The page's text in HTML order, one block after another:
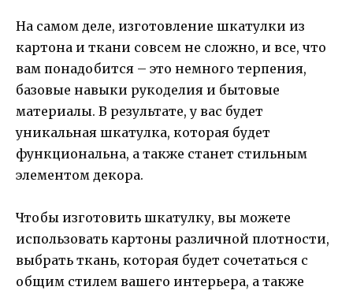
На самом деле, изготовление шкатулки из
картона и ткани совсем не сложно, и все, что
вам понадобится – это немного терпения,
базовые навыки рукоделия и бытовые
материалы. В результате, у вас будет
уникальная шкатулка, которая будет
функциональна, а также станет стильным
элементом декора.
Чтобы изготовить шкатулку, вы можете
использовать картоны различной плотности,
выбрать ткань, которая будет сочетаться с
общим стилем вашего интерьера, а также